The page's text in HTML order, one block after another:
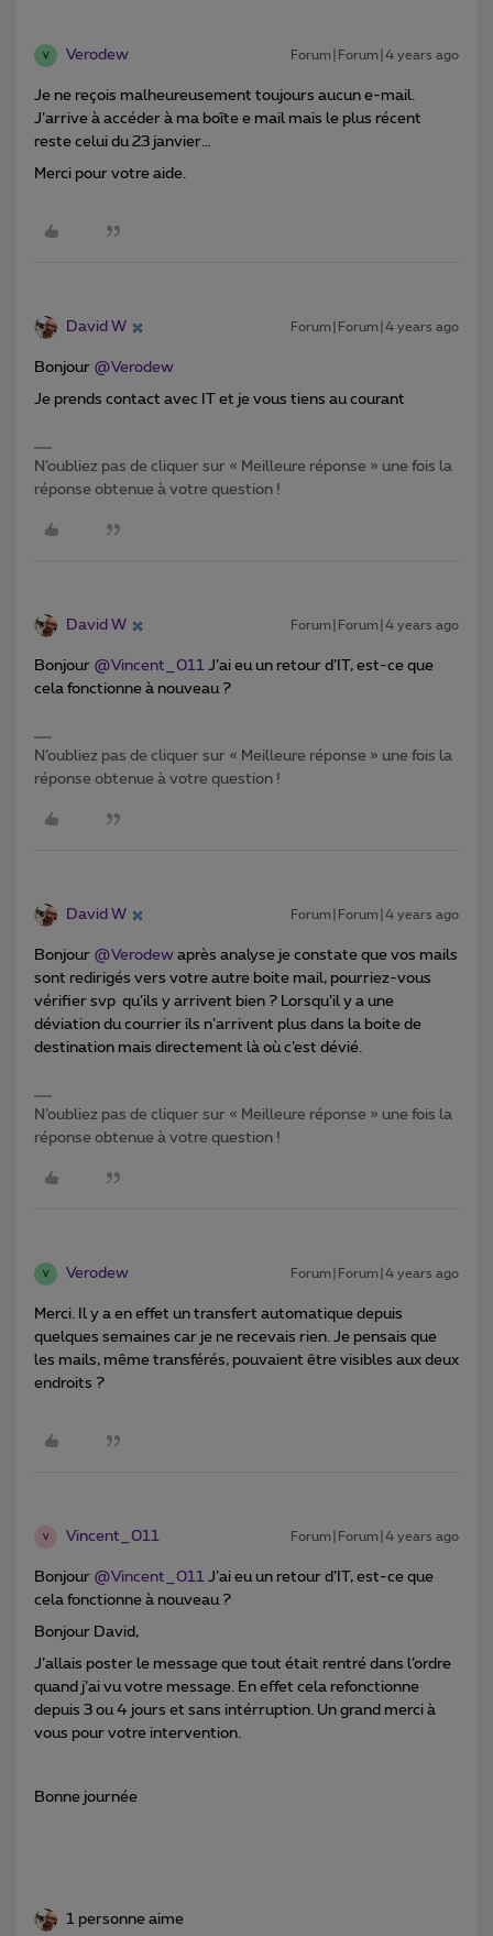
V Verodew Forum|Forum|4 years ago
Je ne reçois malheureusement toujours aucun e-mail.
J’arrive à accéder à ma boîte e mail mais le plus récent
reste celui du 23 janvier…
Merci pour votre aide.
David W Forum|Forum|4 years ago
Bonjour @Verodew
Je prends contact avec IT et je vous tiens au courant
N’oubliez pas de cliquer sur « Meilleure réponse » une fois la
réponse obtenue à votre question !
David W Forum|Forum|4 years ago
Bonjour @Vincent_011 J’ai eu un retour d’IT, est-ce que
cela fonctionne à nouveau ?
N’oubliez pas de cliquer sur « Meilleure réponse » une fois la
réponse obtenue à votre question !
David W Forum|Forum|4 years ago
Bonjour @Verodew après analyse je constate que vos mails
sont redirigés vers votre autre boite mail, pourriez-vous
vérifier svp qu’ils y arrivent bien ? Lorsqu’il y a une
déviation du courrier ils n’arrivent plus dans la boite de
destination mais directement là où c’est dévié.
N’oubliez pas de cliquer sur « Meilleure réponse » une fois la
réponse obtenue à votre question !
V Verodew Forum|Forum|4 years ago
Merci. Il y a en effet un transfert automatique depuis
quelques semaines car je ne recevais rien. Je pensais que
les mails, même transférés, pouvaient être visibles aux deux
endroits ?
V Vincent_011 Forum|Forum|4 years ago
Bonjour @Vincent_011 J’ai eu un retour d’IT, est-ce que
cela fonctionne à nouveau ?
Bonjour David,
J’allais poster le message que tout était rentré dans l’ordre
quand j’ai vu votre message. En effet cela refonctionne
depuis 3 ou 4 jours et sans intérruption. Un grand merci à
vous pour votre intervention.
Bonne journée
1 personne aime